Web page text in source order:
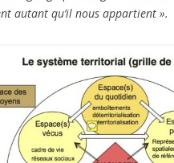
autant qu’il nous appartient ».